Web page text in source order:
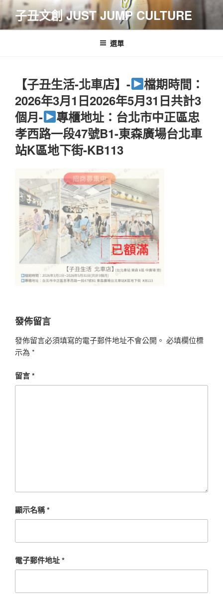
跳
至
主
子丑文創 JUST JUMP CULTURE
選單
【子丑生活-北車店】-
檔期時間：
2026年3月1日2026年5月31日共計3
個月-
專櫃地址：台北市中正區忠
孝西路一段47號B1-東森廣場台北車
站K區地下街-KB113
發佈留言
發佈留言必須填寫的電子郵件地址不會公開。 必填欄位標
示為 *
留言*
顯示名稱*
電子郵件地址*